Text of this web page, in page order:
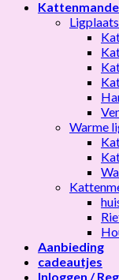
Warme
Aanbieding
cadeautjes
Inloggen /